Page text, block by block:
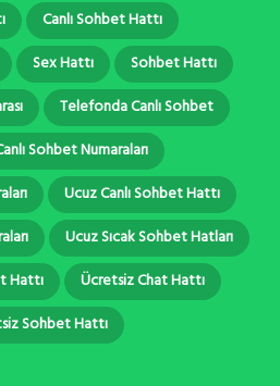
Canlı Sohbet Hattı
Sex Hattı
Sohbet Hattı
Telefonda Canlı Sohbet
Sohbet Numaraları
Ucuz Canlı Sohbet Hattı
Ucuz Sıcak Sohbet Hatları
Hattı
Ücretsiz Chat Hattı
Sohbet Hattı